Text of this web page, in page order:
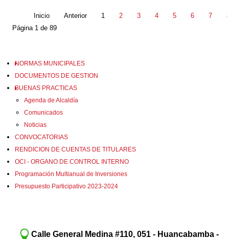
Inicio Anterior 1 2 3 4 5 6 7
Página 1 de 89
NORMAS MUNICIPALES
DOCUMENTOS DE GESTION
BUENAS PRACTICAS
Agenda de Alcaldía
Comunicados
Noticias
CONVOCATORIAS
RENDICION DE CUENTAS DE TITULARES
OCI - ORGANO DE CONTROL INTERNO
Programación Multianual de Inversiones
Presupuesto Participativo 2023-2024
Calle General Medina #110, 051 - Huancabamba -